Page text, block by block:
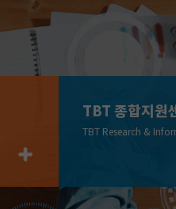
TBT 종합지원
TBT Research &